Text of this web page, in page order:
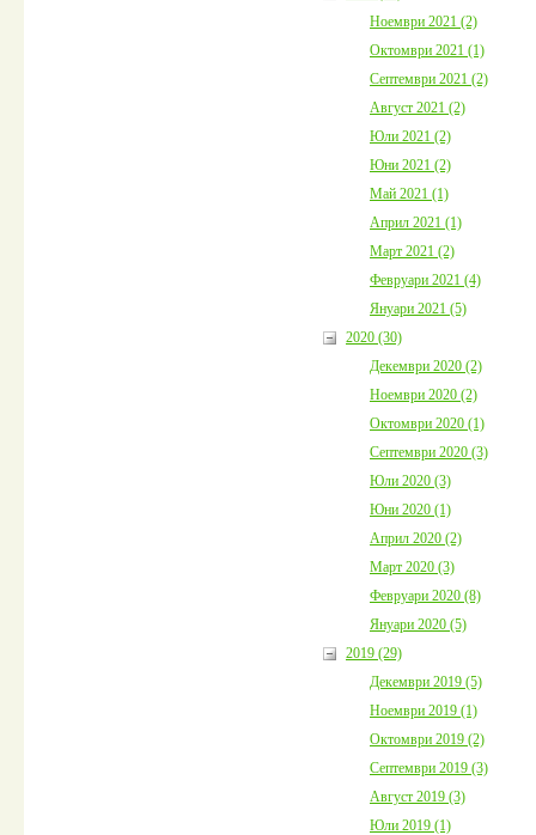
Ноември 2021 (2)
Октомври 2021 (1)
Септември 2021 (2)
Август 2021 (2)
Юли 2021 (2)
Юни 2021 (2)
Май 2021 (1)
Април 2021 (1)
Март 2021 (2)
Февруари 2021 (4)
Януари 2021 (5)
2020 (30)
Декември 2020 (2)
Ноември 2020 (2)
Октомври 2020 (1)
Септември 2020 (3)
Юли 2020 (3)
Юни 2020 (1)
Април 2020 (2)
Март 2020 (3)
Февруари 2020 (8)
Януари 2020 (5)
2019 (29)
Декември 2019 (5)
Ноември 2019 (1)
Октомври 2019 (2)
Септември 2019 (3)
Август 2019 (3)
Юли 2019 (1)